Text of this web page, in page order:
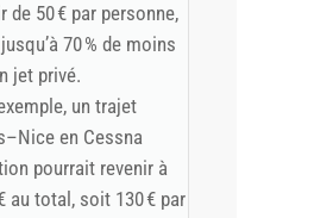
de 50 € par personne,
70 % de moins
jet privé.
un trajet
en Cessna
pourrait revenir à
au total, soit 130 € par